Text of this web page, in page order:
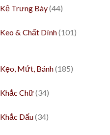
Kệ Trưng Bày(44)
Keo & Chất Dính(101)
Kẹo, Mứt, Bánh(185)
Khắc Chữ(34)
Khắc Dấu(34)